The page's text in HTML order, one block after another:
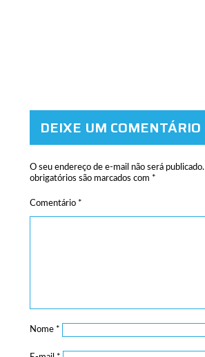
DEIXE UM COMENTÁRIO
O seu endereço de e-mail não será publicado.
obrigatórios são marcados com *
Comentário *
Nome *